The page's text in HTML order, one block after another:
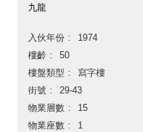
九龍
入伙年份
1974
樓齡
50
樓盤類型
寫字樓
街號
29-43
物業層數
15
物業座數
1